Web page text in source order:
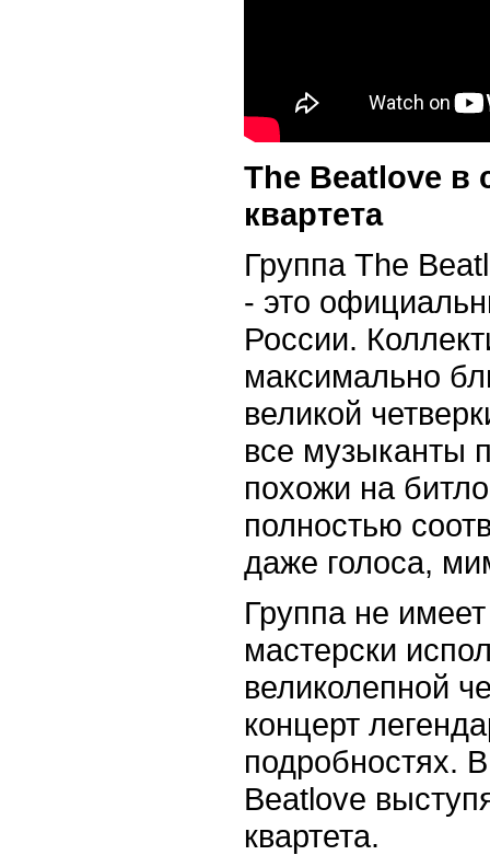
The Beatlove в
квартета
Группа The
- это
России.
максимально
великой
все музыканты
похожи на
полностью
даже голоса,
Группа не
мастерски
великолепной
концерт
подробностях.
Beatlove
квартета.